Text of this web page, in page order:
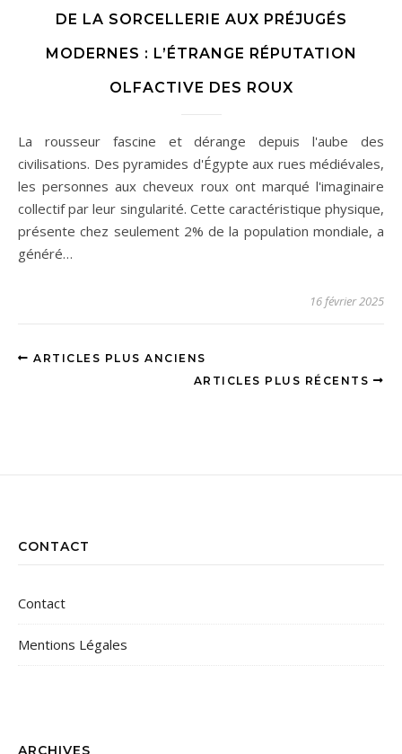
DE LA SORCELLERIE AUX PRÉJUGÉS
MODERNES : L’ÉTRANGE RÉPUTATION
OLFACTIVE DES ROUX
La rousseur fascine et dérange depuis l'aube des
civilisations. Des pyramides d'Égypte aux rues médiévales,
les personnes aux cheveux roux ont marqué l'imaginaire
collectif par leur singularité. Cette caractéristique physique,
présente chez seulement 2% de la population mondiale, a
généré…
16 février 2025
ARTICLES PLUS ANCIENS
ARTICLES PLUS RÉCENTS
CONTACT
Contact
Mentions Légales
ARCHIVES